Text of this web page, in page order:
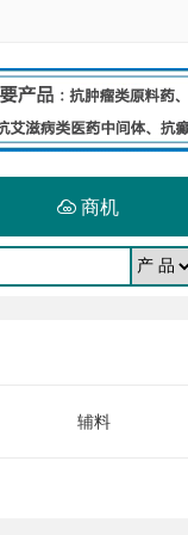
 商机
辅料